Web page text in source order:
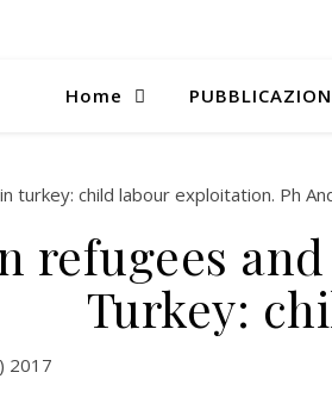
Home
refugees
Turkey:
2017